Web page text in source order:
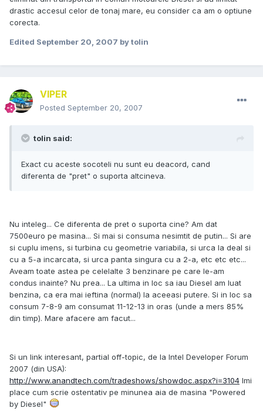
drastic accesul celor de tonaj mare, eu consider ca am o optiune
corecta.
Edited September 20, 2007 by tolin
VIPER
Posted September 20, 2007
tolin said:
Exact cu aceste socoteli nu sunt eu deacord, cand
diferenta de "pret" o suporta altcineva.
Nu inteleg... Ce diferenta de pret o suporta cine? Am dat
7500euro pe masina... Si mai si consuma nesimtit de putin... Si are
si cuplu imens, si turbina cu geometrie variabila, si urca la deal si
cu a 5-a incarcata, si urca panta singura cu a 2-a, etc etc etc...
Aveam toate astea pe celelalte 3 benzinare pe care le-am
condus inainte? Nu prea... La ultima in loc sa iau Diesel am luat
benzina, ca era mai ieftina (normal) la aceeasi putere. Si in loc sa
consum 7-8-9 am consumat 11-12-13 in oras (unde a mers 85%
din timp). Mare afacere am facut...
Si un link interesant, partial off-topic, de la Intel Developer Forum
2007 (din USA):
http://www.anandtech.com/tradeshows/showdoc.aspx?i=3104 Imi
place cum scrie ostentativ pe minunea aia de masina "Powered
by Diesel"